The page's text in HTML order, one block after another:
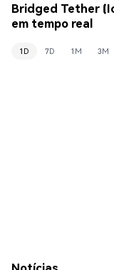
Bridged Tether
em tempo real
1D 7D 1M 3M